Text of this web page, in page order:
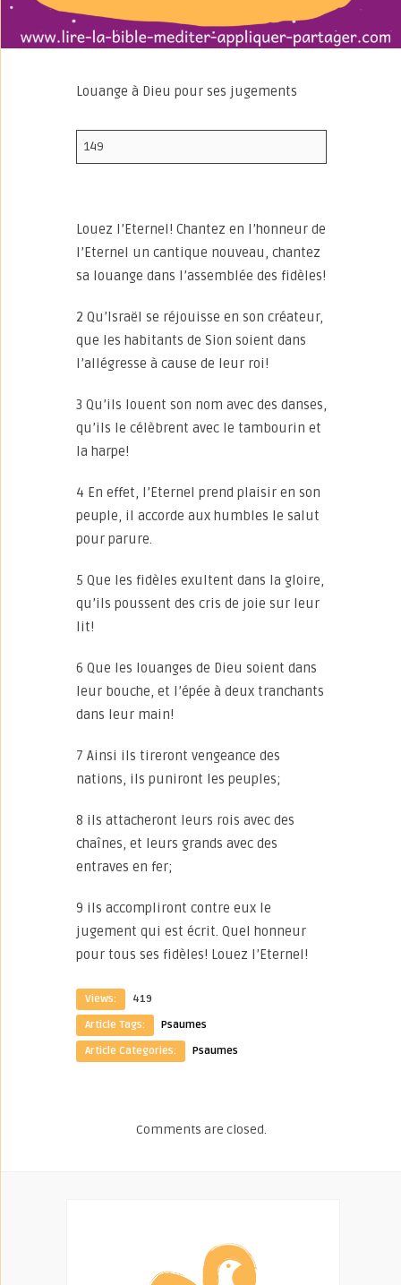
Louange à Dieu pour ses jugements
149
Louez l’Eternel! Chantez en l’honneur de
l’Eternel un cantique nouveau, chantez
sa louange dans l’assemblée des fidèles!
2 Qu’Israël se réjouisse en son créateur,
que les habitants de Sion soient dans
l’allégresse à cause de leur roi!
3 Qu’ils louent son nom avec des danses,
qu’ils le célèbrent avec le tambourin et
la harpe!
4 En effet, l’Eternel prend plaisir en son
peuple, il accorde aux humbles le salut
pour parure.
5 Que les fidèles exultent dans la gloire,
qu’ils poussent des cris de joie sur leur
lit!
6 Que les louanges de Dieu soient dans
leur bouche, et l’épée à deux tranchants
dans leur main!
7 Ainsi ils tireront vengeance des
nations, ils puniront les peuples;
8 ils attacheront leurs rois avec des
chaînes, et leurs grands avec des
entraves en fer;
9 ils accompliront contre eux le
jugement qui est écrit. Quel honneur
pour tous ses fidèles! Louez l’Eternel!
Views:
419
Article Tags:
Psaumes
Article Categories:
Psaumes
Comments are closed.